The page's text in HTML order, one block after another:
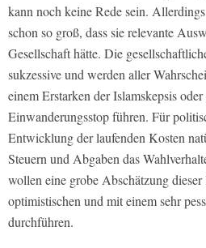
kann noch keine Rede sein.
schon so groß, dass sie relevante
Gesellschaft hätte. Die
sukzessive und werden aller
einem Erstarken der Islamskepsis
Einwanderungsstop führen. Für
Entwicklung der laufenden Kosten
Steuern und Abgaben das
wollen eine grobe Abschätzung
optimistischen und mit einem sehr
durchführen.